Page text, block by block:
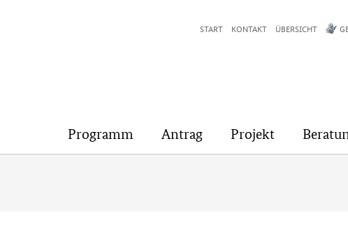
START KONTAKT ÜBERSICHT
Programm Antrag Projekt